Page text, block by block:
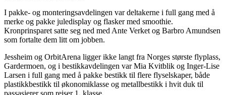
I pakke- og monteringsavdelingen var deltakerne i full gang med å
merke og pakke juledisplay og flasker med smoothie.
Kronprinsparet satte seg ned med Ante Verket og Barbro Amundsen
som fortalte dem litt om jobben.
Jessheim og OrbitArena ligger ikke langt fra Norges største flyplass,
Gardermoen, og i bestikkavdelingen var Mia Kvitblik og Inger-Lise
Larsen i full gang med å pakke bestikk til flere flyselskaper, både
plastikkbestikk til økonomiklasse og metallbestikk i hvit duk til
passasjerer som reiser 1. klasse.